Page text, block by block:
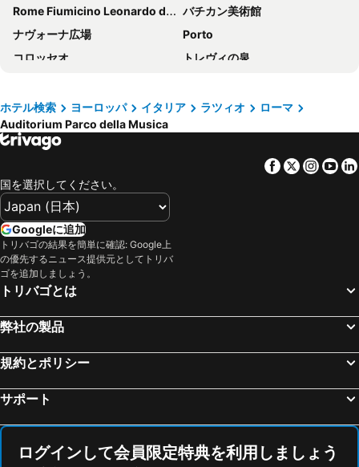
NH コレクション ローマ パラッツォ チンクエチェント
ホテル ジーリオ デロペラ
Gioberti Art Hotel
hu Roma Camping In Town
ホテル オルランダ
Roma Palace Suite
Hotel Ciao
Crowne Plaza Rome - St. Peters By Ihg
ホテル コロー
Hotel Genova
MEININGER Roma Termini
Hotel St. Martin
ベットーヤ アトランティコ ホテル
Hotel Quirinale
ホテル ヴィラフランカ
Cressy
La Griffe Hotel Roma
Raeli Hotel Lazio
ホテル マディソン
iQ ホテル ローマ
ホテル ヴィラ グローリ
スイーツ ピアッツァ デル ポポロ
Radisson Blu GHR Hotel, Rome
Roma In Una Stanza Guesthouse
Clodio Rooms
Rome Fiumicino Leonardo da Vinci International Airport
バチカン美術館
ナヴォーナ広場
Porto
コロッセオ
トレヴィの泉
Trevi
Monti
Trastevere
Pantheon
Ostiense
Palazzo Monaco di Lapio
シエナ大聖堂
Chiaia
バルベリーニ宮
Lungomare Caracciolo
Barberini
サン・ピエトロ広場
Tiburtina
Certosa e Museo di San Martino
Spagna Metro Station
Porto di Napoli
Via Nazionale
Autostazione Tiburtina
ホテル検索 ヨーロッパ イタリア ラツィオ
ローマ
Auditorium Parco della Musica
Facebook
Twitter
国を選択してください。
Googleに追加
トリバゴの結果を簡単に確認: Google上
の優先するニュース提供元としてトリバ
ゴを追加しましょう。
トリバゴとは
弊社の製品
規約とポリシー
サポート
ログインして会員限定特典を利用しましょう